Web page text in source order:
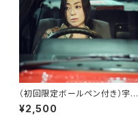
（初回限定ボールペン付き）宇多
田ヒカル - パッパパラダイス
(7")
¥2,500